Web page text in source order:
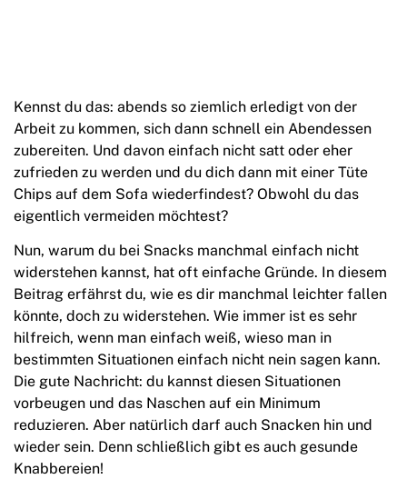
Kennst du das: abends so ziemlich erledigt von der
Arbeit zu kommen, sich dann schnell ein Abendessen
zubereiten. Und davon einfach nicht satt oder eher
zufrieden zu werden und du dich dann mit einer Tüte
Chips auf dem Sofa wiederfindest? Obwohl du das
eigentlich vermeiden möchtest?
Nun, warum du bei Snacks manchmal einfach nicht
widerstehen kannst, hat oft einfache Gründe. In diesem
Beitrag erfährst du, wie es dir manchmal leichter fallen
könnte, doch zu widerstehen. Wie immer ist es sehr
hilfreich, wenn man einfach weiß, wieso man in
bestimmten Situationen einfach nicht nein sagen kann.
Die gute Nachricht: du kannst diesen Situationen
vorbeugen und das Naschen auf ein Minimum
reduzieren. Aber natürlich darf auch Snacken hin und
wieder sein. Denn schließlich gibt es auch gesunde
Knabbereien!